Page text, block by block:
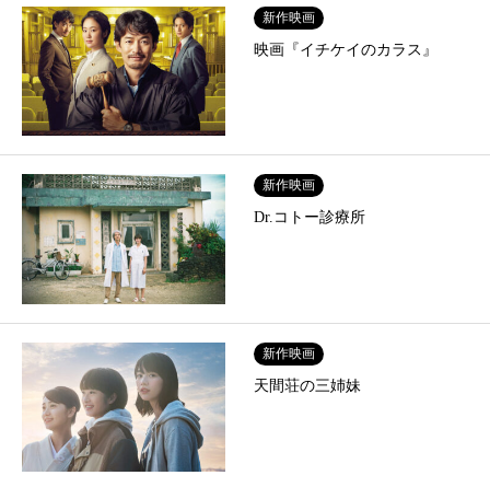
新作映画
映画『イチケイのカラス』
新作映画
Dr.コトー診療所
新作映画
天間荘の三姉妹